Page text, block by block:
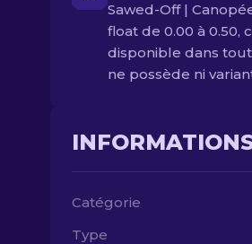
Sawed-Off |
float de 0.00 à 0.50,
disponible dans
ne possède ni
Catégorie
Type